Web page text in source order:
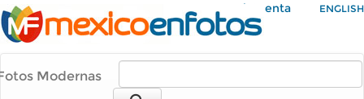
Mi Cuenta ENGLISH
Modernas